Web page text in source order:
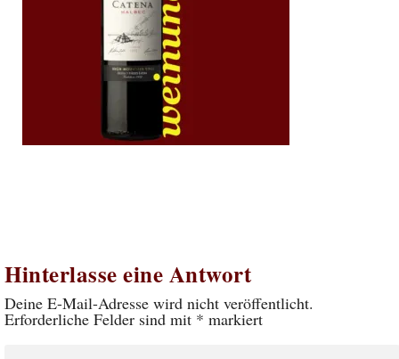
Hinterlasse eine Antwort
Deine E-Mail-Adresse wird nicht veröffentlicht.
Erforderliche Felder sind mit * markiert